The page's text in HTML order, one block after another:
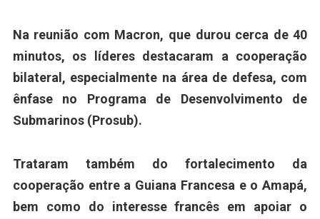
Na reunião com Macron, que durou cerca de 40
minutos, os líderes destacaram a cooperação
bilateral, especialmente na área de defesa, com
ênfase no Programa de Desenvolvimento de
Submarinos (Prosub).
Trataram também do fortalecimento da
cooperação entre a Guiana Francesa e o Amapá,
bem como do interesse francês em apoiar o